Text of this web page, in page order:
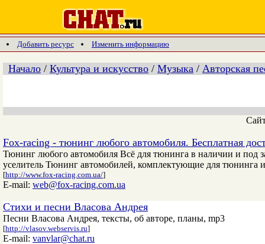
Добавить ресурс Изменить информацию
Начало / Культура и искусство / Музыка / Авторская
Fox-racing - тюнинг любого автомобиля. Бесплатная
Тюнинг любого автомобиля Всё для тюнинга в наличии и под
уселитель Тюнинг автомобилей, комплектующие для тюнинга и
[http://www.fox-racing.com.ua/]
E-mail: web@fox-racing.com.ua
Стихи и песни Власова Андрея
Песни Власова Андрея, тексты, об авторе, планы, mp3
[http://vlasov.webservis.ru]
E-mail: vanvlar@chat.ru